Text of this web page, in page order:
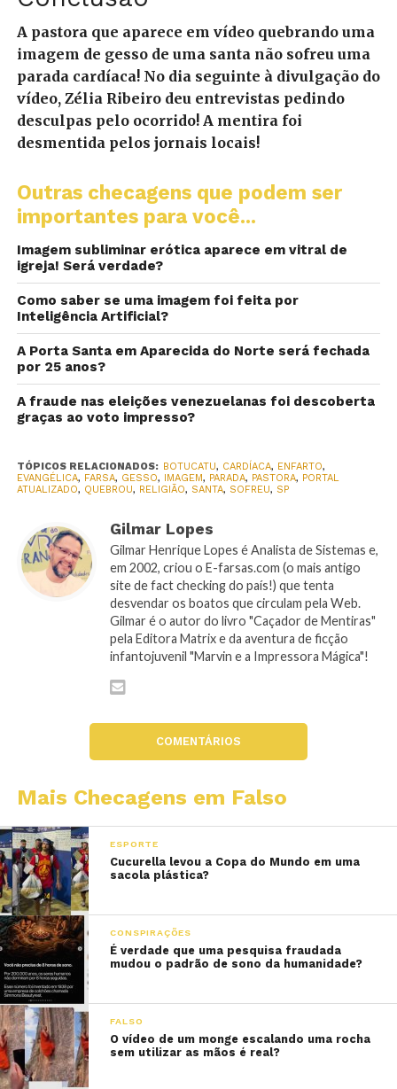
A pastora que aparece em vídeo quebrando uma
imagem de gesso de uma santa não sofreu uma
parada cardíaca! No dia seguinte à divulgação do
vídeo, Zélia Ribeiro deu entrevistas pedindo
desculpas pelo ocorrido! A mentira foi
desmentida pelos jornais locais!
Outras checagens que podem ser
importantes para você...
Imagem subliminar erótica aparece em vitral de
igreja! Será verdade?
Como saber se uma imagem foi feita por
Inteligência Artificial?
A Porta Santa em Aparecida do Norte será fechada
por 25 anos?
A fraude nas eleições venezuelanas foi descoberta
graças ao voto impresso?
TÓPICOS RELACIONADOS: BOTUCATU, CARDÍACA, ENFARTO,
EVANGÉLICA, FARSA, GESSO, IMAGEM, PARADA, PASTORA, PORTAL
ATUALIZADO, QUEBROU, RELIGIÃO, SANTA, SOFREU, SP
Gilmar Lopes
Gilmar Henrique Lopes é Analista de Sistemas e,
em 2002, criou o E-farsas.com (o mais antigo
site de fact checking do país!) que tenta
desvendar os boatos que circulam pela Web.
Gilmar é o autor do livro "Caçador de Mentiras"
pela Editora Matrix e da aventura de ficção
infantojuvenil "Marvin e a Impressora Mágica"!
COMENTÁRIOS
Mais Checagens em Falso
ESPORTE
Cucurella levou a Copa do Mundo em uma
sacola plástica?
CONSPIRAÇÕES
É verdade que uma pesquisa fraudada
mudou o padrão de sono da humanidade?
FALSO
O vídeo de um monge escalando uma rocha
sem utilizar as mãos é real?